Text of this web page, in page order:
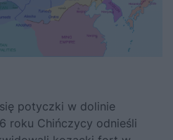
potyczki w dolinie
roku Chińczycy odnieśli